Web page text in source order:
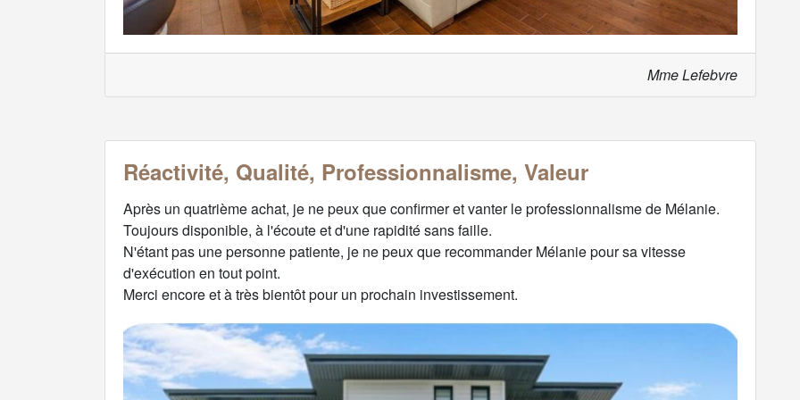
Mme Lefebvre
Réactivité, Qualité, Professionnalisme, Valeur
Après un quatrième achat, je ne peux que confirmer et vanter le professionnalisme de Mélanie.
Toujours disponible, à l'écoute et d'une rapidité sans faille.
N'étant pas une personne patiente, je ne peux que recommander Mélanie pour sa vitesse
d'exécution en tout point.
Merci encore et à très bientôt pour un prochain investissement.